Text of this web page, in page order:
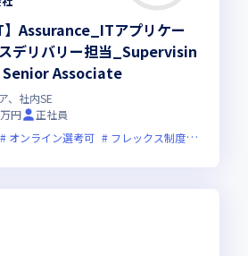
Assurance_ITアプリケー
デリバリー担当_Supervisin
Associate
、社内SE
円
正社員
オンライン選考可 フレックス制度あり